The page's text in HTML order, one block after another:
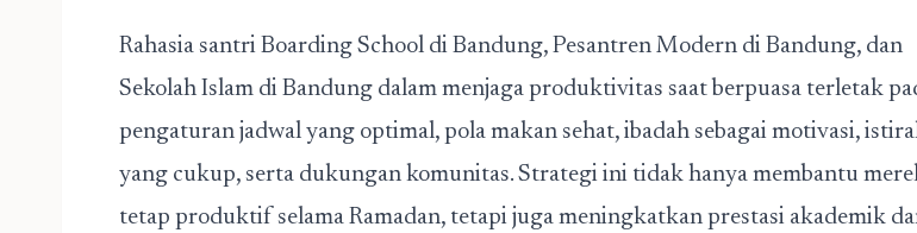
Rahasia santri Boarding School di Bandung, Pesantren Modern di Bandung, dan
Sekolah Islam di Bandung dalam menjaga produktivitas saat berpuasa terletak
pengaturan jadwal yang optimal, pola makan sehat, ibadah sebagai motivasi,
yang cukup, serta dukungan komunitas. Strategi ini tidak hanya membantu
tetap produktif selama Ramadan, tetapi juga meningkatkan prestasi akademik